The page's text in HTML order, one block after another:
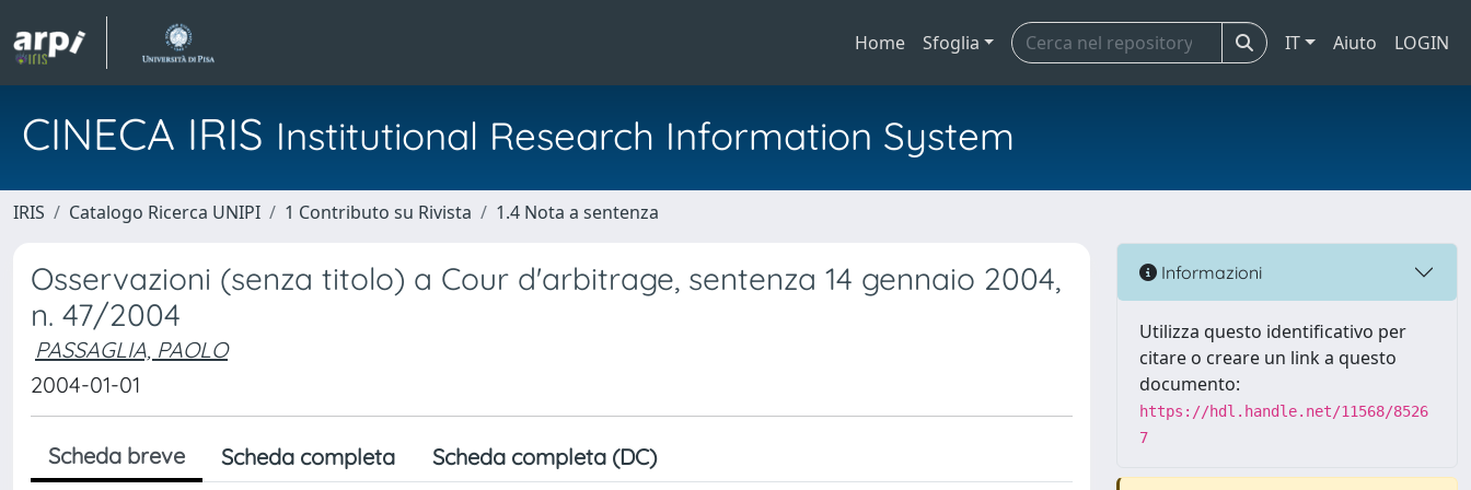
Home Sfoglia IT Aiuto LOGIN
CINECA IRIS Institutional Research Information System
IRIS Catalogo Ricerca UNIPI 1 Contributo su Rivista 1.4 Nota a sentenza
Osservazioni (senza titolo) a Cour d'arbitrage, sentenza 14 gennaio 2004,
n. 47/2004
PASSAGLIA, PAOLO
2004-01-01
Scheda breve Scheda completa Scheda completa (DC)
Informazioni
Utilizza questo identificativo per
citare o creare un link a questo
documento:
https://hdl.handle.net/11568/8526
7